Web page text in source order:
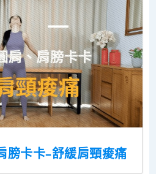
膀卡卡–舒緩肩頸痠痛